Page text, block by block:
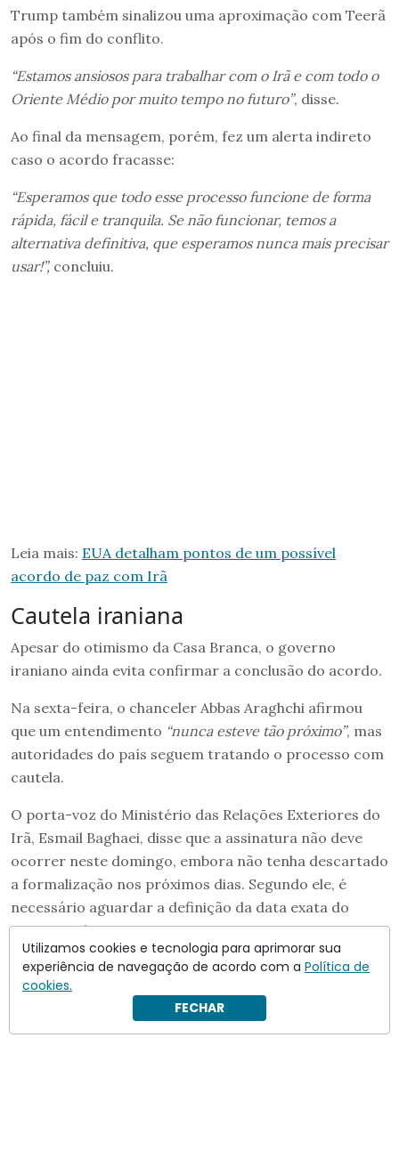
Trump também sinalizou uma aproximação com Teerã
após o fim do conflito.
“Estamos ansiosos para trabalhar com o Irã e com todo o
Oriente Médio por muito tempo no futuro”, disse.
Ao final da mensagem, porém, fez um alerta indireto
caso o acordo fracasse:
“Esperamos que todo esse processo funcione de forma
rápida, fácil e tranquila. Se não funcionar, temos a
alternativa definitiva, que esperamos nunca mais precisar
usar!”, concluiu.
Leia mais: EUA detalham pontos de um possível
acordo de paz com Irã
Cautela iraniana
Apesar do otimismo da Casa Branca, o governo
iraniano ainda evita confirmar a conclusão do acordo.
Na sexta-feira, o chanceler Abbas Araghchi afirmou
que um entendimento “nunca esteve tão próximo”, mas
autoridades do país seguem tratando o processo com
cautela.
O porta-voz do Ministério das Relações Exteriores do
Irã, Esmail Baghaei, disse que a assinatura não deve
ocorrer neste domingo, embora não tenha descartado
a formalização nos próximos dias. Segundo ele, é
necessário aguardar a definição da data exata do
memorando.
Utilizamos cookies e tecnologia para aprimorar sua
experiência de navegação de acordo com a Política de
cookies.
FECHAR